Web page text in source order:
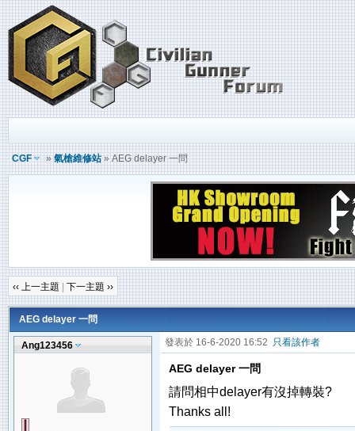
CGF »氣槍維修站» AEG delayer 一問
‹‹ 上一主題 下一主題 ››
AEG delayer 一問
Ang123456 發表於 16-6-2020 16:52 只看該作者
AEG delayer 一問
請問相中delayer有沒掉轉裝?
Thanks all!